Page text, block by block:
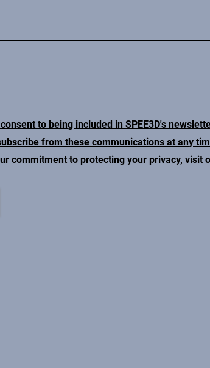
to being included in SPEE3D's
from these communications at any
commitment to protecting your privacy, visit